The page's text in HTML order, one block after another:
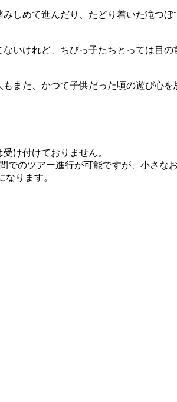
しめて進んだり、たどり着いた滝つぼ
いけれど、ちびっ子たちとっては目
また、かつて子供だった頃の遊び心を
け付けておりません。
でのツアー進行が可能ですが、小さ
ります。